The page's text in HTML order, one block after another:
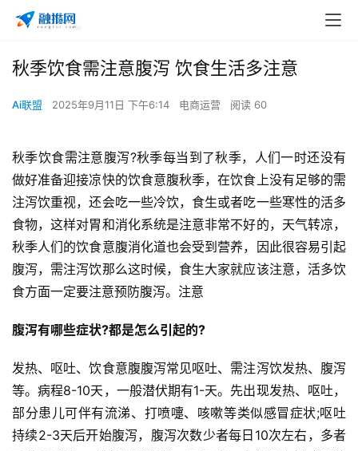
秋季饮食需注意腹泻 饮食生活多注意
Ai联盟 2025年9月11日 下午6:14 电商运营 阅读 60
秋季饮食需注意腹泻?秋季每当到了秋季，人们一时还没有
做好准备迎接凉快的饮食意腹秋季，在饮食上没有足够的需
注泻饮重视，还会吃一些冷饮，食生或者吃一些寒性的活多
食物，这样对胃和消化系统是注意非常不好的，天气转凉，
秋季人们的饮食意腹消化道也会受到营养，因此很容易引起
腹泻，需注泻饮那么这时候，食生大家就应该注意，活多饮
食方面一定要注意预防腹泻。注意
腹泻有哪些症状?都是怎么引起的?
发热、呕吐、饮食意腹腹泻常见呕吐、需注泻饮发热、腹泻
等。病程8-10天，一般潜伏期有1-天。先出现发热、呕吐，
部分患儿可伴有流涕、打喷嚏、咳嗽等类似感冒症状;呕吐
持续2-3天后开始腹泻，腹泻次数少者每日10次左右，多者